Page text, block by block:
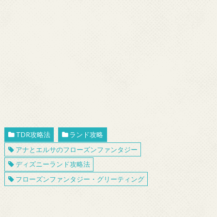
TDR攻略法
ランド攻略
アナとエルサのフローズンファンタジー
ディズニーランド攻略法
フローズンファンタジー・グリーティング